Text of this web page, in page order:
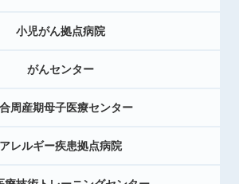
小児がん拠点病院
がんセンター
周産期母子医療センター
アレルギー疾患拠点病院